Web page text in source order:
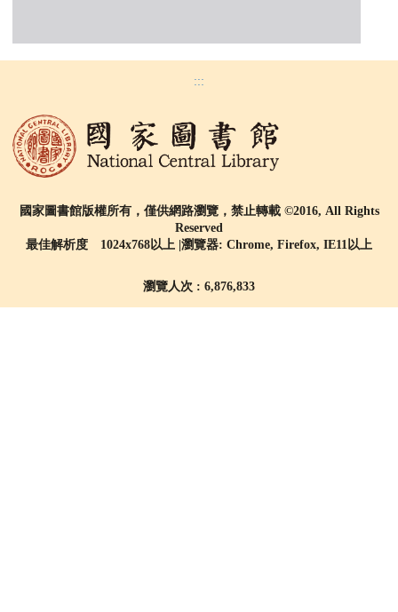
:::
國家圖書館版權所有，僅供網路瀏覽，禁止轉載 ©2016, All Rights
Reserved
最佳解析度 1024x768以上 |瀏覽器: Chrome, Firefox, IE11以上
瀏覽人次 : 6,876,833